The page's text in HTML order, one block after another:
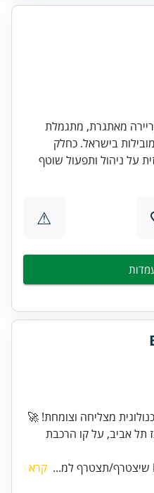
מאתגרת, מתגמלת
בישראל. כחלק
על ניהול ותפעול שוטף
⚠
תל אביב, על קו הרכבת
קרא